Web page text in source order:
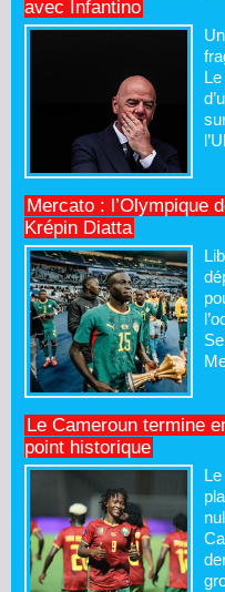
avec Infantino
Mercato : l’Olympique
Krépin Diatta
Le Cameroun termine
point historique